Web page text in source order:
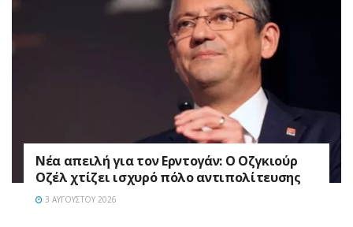
Νέα απειλή για τον Ερντογάν: Ο Οζγκιούρ
Οζέλ χτίζει ισχυρό πόλο αντιπολίτευσης
3 ΑΥΓΟΎΣΤΟΥ 2026